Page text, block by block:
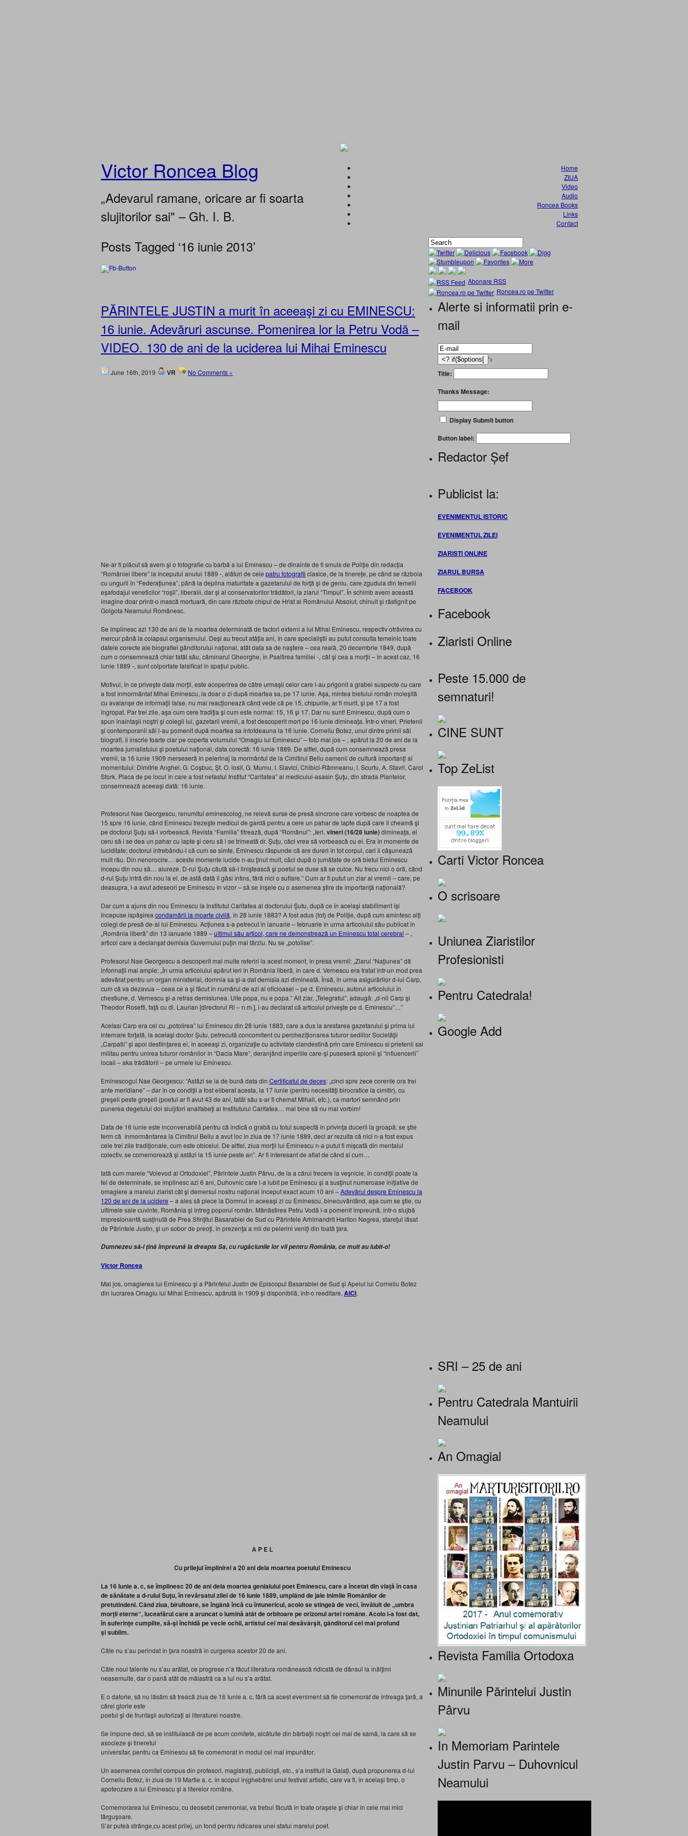
Victor Roncea Blog
„Adevarul ramane, oricare ar fi soarta
slujitorilor sai" – Gh. I. B.
Home
ZIUA
Video
Audio
Roncea Books
Links
Contact
Posts Tagged ‘16 iunie 2013’
PĂRINTELE JUSTIN a murit în aceeaşi zi cu EMINESCU:
16 iunie. Adevăruri ascunse. Pomenirea lor la Petru Vodă –
VIDEO. 130 de ani de la uciderea lui Mihai Eminescu
June 16th, 2019 VR No Comments »
Ne-ar fi plăcut să avem şi o fotografie cu barbă a lui Eminescu – de dinainte de fi smuls de Poliţie din redacţia
“României libere” la începutul anului 1889 -, alături de cele patru fotografii clasice, de la tinereţe, pe când se războia
cu ungurii în “Federaţiunea”, până la deplina maturitate a gazetarului de forţă şi de geniu, care zguduia din temelii
eşafodajul veneticilor “roşii”, liberalii, dar şi al conservatorilor trădători, la ziarul “Timpul”. În schimb avem această
imagine doar printr-o mască mortuară, din care răzbate chipul de Hrist al Românului Absolut, chinuit şi răstignit pe
Golgota Neamului Românesc.
Se împlinesc azi 130 de ani de la moartea determinată de factori externi a lui Mihai Eminescu, respectiv otrăvirea cu
mercur până la colapsul organismului. Deşi au trecut atâţia ani, în care specialiştii au putut consulta temeinic toate
datele corecte ale biografiei gânditorului naţional, atât data sa de naştere – cea reală, 20 decembrie 1849, după
cum o consemnează chiar tatăl său, căminarul Gheorghe, în Psaltirea familiei -, cât şi cea a morţii – în acest caz, 16
iunie 1889 -, sunt colportate falsificat în spaţiul public.
Motivul, în ce priveşte data morţii, este acoperirea de către urmaşii celor care l-au prigonit a grabei suspecte cu care
a fost înmormântat Mihai Eminescu, la doar o zi după moartea sa, pe 17 iunie. Aşa, mintea bietului român moleşită
cu avalanşe de informaţii false, nu mai reacţionează când vede că pe 15, chipurile, ar fi murit, şi pe 17 a fost
îngropat. Par trei zile, aşa cum cere tradiţia şi cum este normal: 15, 16 şi 17. Dar nu sunt! Eminescu, după cum o
spun înaintaşii noştri şi colegii lui, gazetarii vremii, a fost descoperit mort pe 16 iunie dimineaţa. Într-o vineri. Prietenii
şi contemporanii săi l-au pomenit după moartea sa întotdeauna la 16 iunie. Corneliu Botez, unul dintre primii săi
biografi, îi înscrie foarte clar pe coperta volumului “Omagiu lui Eminescu” – foto mai jos – , apărut la 20 de ani de la
moartea jurnalistului şi poetului naţional, data corectă: 16 iunie 1889. De altfel, după cum consemnează presa
vremii, la 16 iunie 1909 merseseră în pelerinaj la mormân­tul de la Cimitirul Bellu oamenii de cultură importanţi ai
mo­mentului: Dimitrie Anghel, G. Coşbuc, Şt. O. losif, G. Murnu, I. Slavici, Chibici-Râmneanu, I. Scurtu, A. Stavri, Carol
Stork. Placa de pe locul în care a fost nefastul Institut “Caritatea” al medicului-asasin Şuţu, din strada Plantelor,
consemnează aceeaşi dată: 16 iunie.
Profesorul Nae Georgescu, renumitul eminescolog, ne relevă surse de presă sincrone care vorbesc de noaptea de
15 spre 16 iunie, când Eminescu trezeşte medicul de gardă pentru a cere un pahar de lapte după care îl cheamă şi
pe doctorul Şuţu să-i vorbească. Revista “Familia” titrează, după “Românul”: „Ieri, vineri (16/28 iunie)dimineaţa, el
ceru să i se dea un pahar cu lapte şi ceru să i se trimeată dr. Şuţu, căci vrea să vorbească cu el. Era în momente de
luciditate; doctorul întrebându-l că cum se simte, Eminescu rãspunde că are dureri în tot corpul, cari îi căşuneazã
mult rău. Din nenorocire… aceste momente lucide n-au ţinut mult, cãci dupã o jumătate de oră bietul Eminescu
începu din nou sã… aiureze. D-rul Şuţu căută sã-l linişteascã şi poetul se duse să se culce. Nu trecu nici o orã, când
d-rul Şuţu intră din nou la el, de astã dată îl gãsi întins, fără nici o suflare.” Cum ar fi putut un ziar al vremii – care, pe
deasupra, l-a avut adeseori pe Eminescu în vizor – să se înşele cu o asemenea ştire de importanţă naţională?
Dar cum a ajuns din nou Eminescu la Institutul Caritatea al doctorului Şutu, după ce în acelaşi stabiliment îşi
începuse ispăşirea condamării la moarte civilă, în 28 iunie 1883? A fost adus (tot) de Poliţie, după cum amintesc alţi
colegi de presă de-ai lui Eminescu. Acţiunea s-a petrecut în ianuarie – februarie în urma articolului său publicat in
„România liberă” din 13 ianuarie 1889 –ultimul său articol, care ne demonstrează un Eminescu total cerebral – ,
articol care a declanşat demisia Guvernului puţin mai târziu. Nu se „potolise”.
Profesorul Nae Georgescu a descoperit mai multe referiri la acest moment, în presa vremii: „Ziarul “Naţiunea” dă
informaţii mai ample: „În urma articolului apărut ieri în România liberã, în care d. Vernescu era tratat într-un mod prea
adevărat pentru un organ ministerial, domnia sa şi-a dat demisia azi dimineată. Însă, în urma asigurărilor d-lui Carp,
cum că va dezavua – ceea ce a şi fãcut în numărul de azi al oficioasei – pe d. Eminescu, autorul articolului în
chestiune, d. Vernescu şi-a retras demisiunea. Uite popa, nu e popa.” Alt ziar, „Telegraful”, adaugã: „d-nii Carp şi
Theodor Rosetti, faţă cu dl. Laurian [directorul Rl – n.m.], i-au declarat că articolul priveşte pe d. Eminescu”…”
Acelasi Carp era cel cu „potolirea” lui Eminescu din 28 iunie 1883, care a dus la arestarea gazetarului şi prima lui
internare forţată, la acelaşi doctor Şutu, petrecută concomitent cu percheziţionarea tuturor sediilor Societăţii
„Carpatii” şi apoi desfiinţarea ei, în aceeaşi zi, organizaţie cu activitate clandestină prin care Eminescu si prietenii sai
militau pentru unirea tuturor românilor în “Dacia Mare”, deranjând imperiile care-şi puseseră spionii şi “influencerii”
locali – aka trădătorii – pe urmele lui Eminescu.
Eminescogul Nae Georgescu: “Astăzi se ia de bună data din Certificatul de deces: „cinci spre zece corente ora trei
ante meridiane” – dar în ce condiţii a fost eliberat acesta, la 17 iunie (pentru necesităţi birocratice la cimitir), cu
greşeli peste greşeli (poetul ar fi avut 43 de ani, tatãl său s-ar fi chemat Mihail, etc.), ca martori semnând prin
punerea degetului doi sluijitori analfabeţi ai Institutului Caritatea… mai bine sã nu mai vorbim!
Data de 16 iunie este inconvenabilã pentru că indicã o grabă cu totul suspectă în privinţa ducerii la groapã: se ştie
ferm că înmormântarea la Cimitirul Bellu a avut loc în ziua de 17 iunie 1889, deci ar rezulta că nici n-a fost expus
cele trei zile tradiţionale, cum este obiceiul. De altfel, ziua morţii lui Eminescu n-a putut fi mişcatã din mentalul
colectiv, se comemorează şi astăzi la 15 iunie peste an”. Ar fi interesant de aflat de când si cum…
Iată cum marele “Voievod al Ortodoxiei”, Părintele Justin Pârvu, de la a cărui trecere la veşnicie, în condiţii poate la
fel de determinate, se împlinesc azi 6 ani, Duhovnic care l-a iubit pe Eminescu şi a susţinut numeroase iniţiative de
omagiere a marelui ziarist cât şi demersul nostru naţional început exact acum 10 ani –Adevărul despre Eminescu la
120 de ani de la ucidere – a ales să plece la Domnul în aceeaşi zi cu Eminescu, binecuvântând, aşa cum se ştie, cu
ultimele sale cuvinte, România şi întreg poporul român. Mănăstirea Petru Vodă i-a pomenit împreună, într-o slujbă
impresionantă susţinută de Prea Sfinţitul Basarabiei de Sud cu Părintele Arhimandrit Hariton Negrea, stareţul lăsat
de Părintele Justin, şi un sobor de preoţi, în prezenţa a mii de pelerini veniţi din toată ţara.
Dumnezeu să-i ţină împreună la dreapta Sa, cu rugăciunile lor vii pentru România, ce mult au iubit-o!
Victor Roncea
Mai jos, omagierea lui Eminescu şi a Părintelui Justin de Episcopul Basarabiei de Sud şi Apelul lui Corneliu Botez
din lucrarea Omagiu lui Mihai Eminescu, apărută în 1909 şi disponibilă, într-o reeditare, AICI.
A P E L
Cu prilejul împlinirei a 20 ani dela moartea poetului Eminescu
La 16 Iunie a. c, se împlinesc 20 de ani dela moartea genialului poet Eminescu, care a încetat din viaţă în casa
de sănătate a d-ruluiSuţu, în revărsatul zilei de 16 Iunie 1889, umplând de jale inimile Românilor de
pretutindeni. Când ziua, biruitoare, se îngânà încă cuîntunericul, acolo se stingeà de veci, învăluit de ,,umbra
morţii eterne“, luceafărul care a aruncat o lumină atât de orbitoare pe orizonulartei române. Acolo i-a fost dat,
în suferinţe cumplite, să-şi închidă pe vecie ochii, artistul cel mai desăvârşit, gânditorul cel mai profund
şi sublim.
Câte nu s’au perindat în ţara noastră în curgerea acestor 20 de ani.
Câte noui talente nu s’au arătat, ce progrese n’a făcut literatura românească ridicată de dânsul la înălţimi
neasemuite, dar o pană atât de măiastră ca a lui nu s’a arătat.
E o datorie, să nu lăsăm să treacă ziua de 16 Iunie a. c, fără ca acest eveniment să fie comemorat de întreaga ţară, a
cărei glorie este
poetul şi de fruntaşii autorizaţi ai literaturei noastre.
Se impune deci, să se instituiască de pe acum comitete, alcătuite din bărbaţii noştri cei mai de samă, la care să se
asocieze şi tineretul
universitar, pentru ca Eminescu să fie comemorat în modul cel mai impunător.
Un asemenea comitet compus din profesori, magistraţi, publicişti, etc., s’a instituit la Galaţi, după propunerea d-lui
Corneliu Botez, în ziua de 19 Martie a. c. în scopul înjghebărei unui festival artistic, care va fi, în acelaşi timp, o
apoteozare a lui Eminescu şi a literelor române.
Comemorarea lui Eminescu, cu deosebit ceremonial, va trebui făcută în toate oraşele şi chiar în cele mai mici
târguşoare.
S’ar puteà strânge,cu acest prilej, un fond pentru ridicarea unei statui marelui poet.
Abonare RSS
Roncea.ro pe Twitter
Alerte si informatii prin e-
mail
'>
Title:
Thanks Message:
Display Submit button
Button label:
Redactor Șef
Publicist la:
EVENIMENTUL ISTORIC
EVENIMENTUL ZILEI
ZIARISTI ONLINE
ZIARUL BURSA
FACEBOOK
Facebook
Ziaristi Online
Peste 15.000 de
semnaturi!
CINE SUNT
Top ZeList
Carti Victor Roncea
O scrisoare
Uniunea Ziaristilor
Profesionisti
Pentru Catedrala!
Google Add
SRI – 25 de ani
Pentru Catedrala Mantuirii
Neamului
An Omagial
Revista Familia Ortodoxa
Minunile Părintelui Justin
Pârvu
In Memoriam Parintele
Justin Parvu – Duhovnicul
Neamului